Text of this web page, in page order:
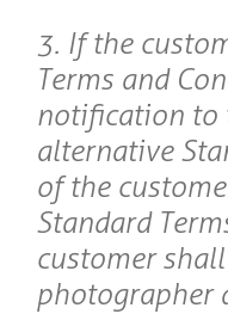
3. If the
Terms and
notification to
alternative
of the
Standard
customer
photographer